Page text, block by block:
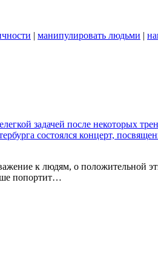
| манипулировать людьми |
задачей после некоторых
состоялся концерт,
к людям, о положительной
попортит…